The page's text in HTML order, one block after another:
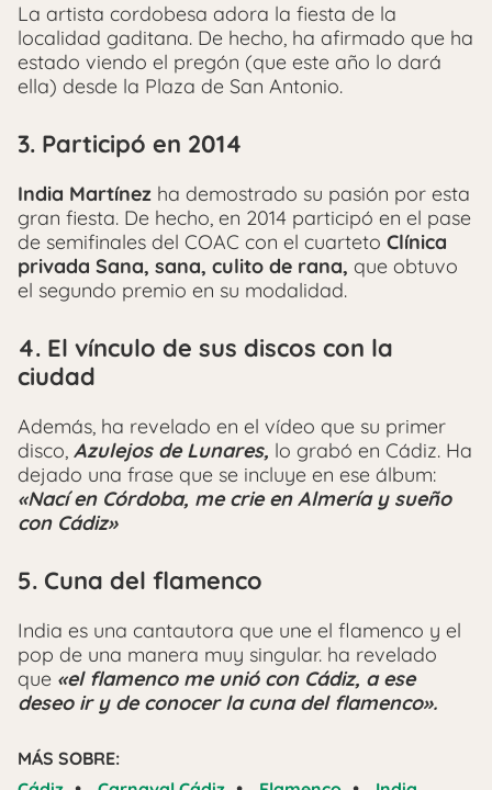
La artista cordobesa adora la fiesta de la
localidad gaditana. De hecho, ha afirmado que ha
estado viendo el pregón (que este año lo dará
ella) desde la Plaza de San Antonio.
3. Participó en 2014
India Martínez ha demostrado su pasión por esta
gran fiesta. De hecho, en 2014 participó en el pase
de semifinales del COAC con el cuarteto Clínica
privada Sana, sana, culito de rana, que obtuvo
el segundo premio en su modalidad.
4. El vínculo de sus discos con la
ciudad
Además, ha revelado en el vídeo que su primer
disco, Azulejos de Lunares, lo grabó en Cádiz. Ha
dejado una frase que se incluye en ese álbum:
«Nací en Córdoba, me crie en Almería y sueño
con Cádiz»
5. Cuna del flamenco
India es una cantautora que une el flamenco y el
pop de una manera muy singular. ha revelado
que «el flamenco me unió con Cádiz, a ese
deseo ir y de conocer la cuna del flamenco».
MÁS SOBRE: